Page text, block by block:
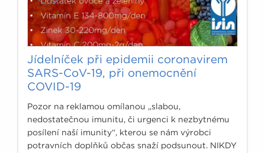
Jídelníček při epidemii coronavirem
SARS-CoV-19, při onemocnění
COVID-19
Pozor na reklamou omílanou „slabou,
nedostatečnou imunitu, či urgenci k nezbytnému
posílení naší imunity“, kterou se nám výrobci
potravních doplňků občas snaží podsunout. NIKDY